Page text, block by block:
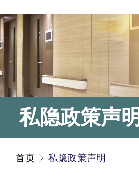
2025.7.21
私隐政策声明
首页 私隐政策声明